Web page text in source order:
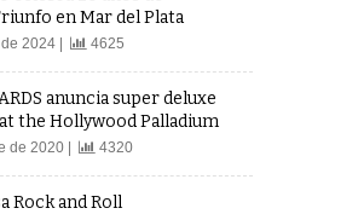
en Mar del Plata
2024 | 4625
anuncia super deluxe
the Hollywood Palladium
de 2020 | 4320
Rock and Roll